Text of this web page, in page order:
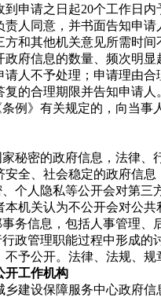
到申请之日起20个工作日
人同意，并书面告知申请
和其他机关意见所需时间
政府信息的数量、频次明
请人不予处理；申请理由
的合理期限并告知申请人。
例》有关规定的，向当
秘密的政府信息，法律
全、社会稳定的政府信息
个人隐私等公开会对第三
机关认为不公开会对公共
务信息，包括人事管理、
政管理职能过程中形成的
予公开。法律、法规、规
开工作机构
乡建设保障服务中心政府